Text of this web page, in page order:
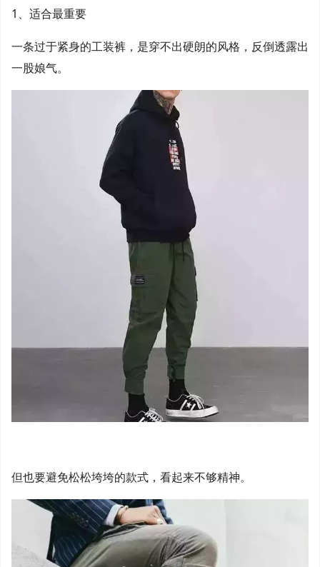
1、适合最重要
一条过于紧身的工装裤，是穿不出硬朗的风格，反倒透露出
一股娘气。
但也要避免松松垮垮的款式，看起来不够精神。